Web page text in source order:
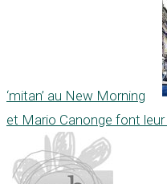
‘mitan’ au New Morning
et Mario Canonge font